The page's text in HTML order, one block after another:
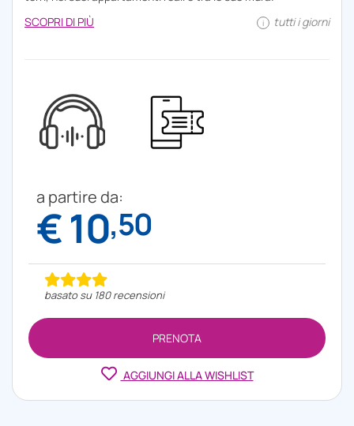
SCOPRI DI PIÙ
i tutti i giorni
a partire da:
€ 10,50
basato su 180 recensioni
PRENOTA
AGGIUNGI ALLA WISHLIST